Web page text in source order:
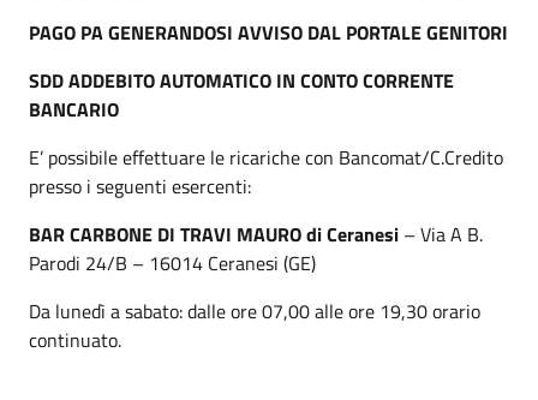
PAGO PA GENERANDOSI AVVISO DAL PORTALE GENITORI
SDD ADDEBITO AUTOMATICO IN CONTO CORRENTE
BANCARIO
E’ possibile effettuare le ricariche con Bancomat/C.Credito
presso i seguenti esercenti:
BAR CARBONE DI TRAVI MAURO di Ceranesi – Via A B.
Parodi 24/B – 16014 Ceranesi (GE)
Da lunedì a sabato: dalle ore 07,00 alle ore 19,30 orario
continuato.